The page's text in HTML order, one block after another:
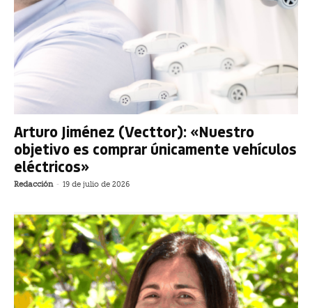
Arturo Jiménez (Vecttor): «Nuestro
objetivo es comprar únicamente vehículos
eléctricos»
Redacción - 19 de julio de 2026